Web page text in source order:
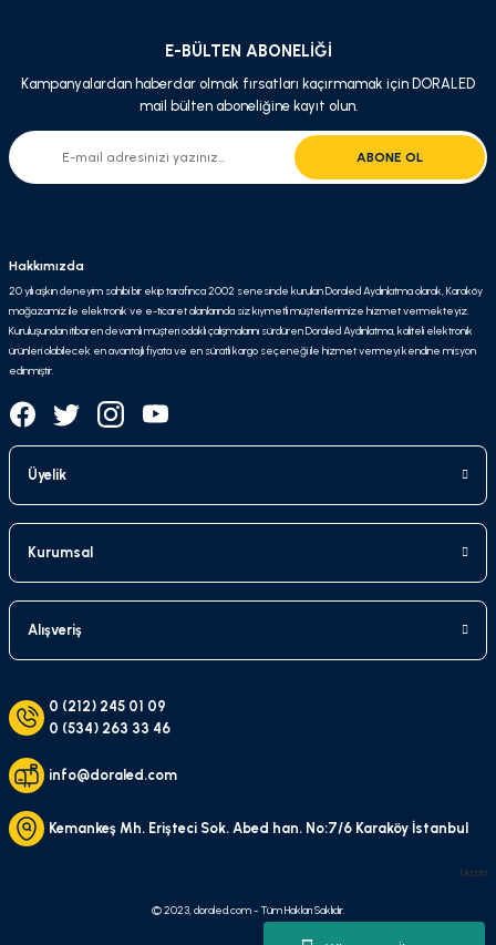
E-BÜLTEN ABONELİĞİ
Kampanyalardan haberdar olmak fırsatları kaçırmamak için DORALED
mail bülten aboneliğine kayıt olun.
ABONE OL
Hakkımızda
20 yılı aşkın deneyim sahibi bir ekip tarafınca 2002 senesinde kurulan Doraled Aydınlatma olarak, Karaköy
mağazamız ile elektronik ve e-ticaret alanlarında siz kıymetli müşterilerimize hizmet vermekteyiz.
Kuruluşundan itibaren devamlı müşteri odaklı çalışmalarını sürdüren Doraled Aydınlatma, kaliteli elektronik
ürünleri olabilecek en avantajlı fiyata ve en süratli kargo seçeneği ile hizmet vermeyi kendine misyon
edinmiştir.
Üyelik
Kurumsal
Alışveriş
0 (212) 245 01 09
0 (534) 263 33 46
info@doraled.com
Kemankeş Mh. Erişteci Sok. Abed han. No:7/6 Karaköy İstanbul
bla bla
© 2023, doraled.com - Tüm Hakları Saklıdır.